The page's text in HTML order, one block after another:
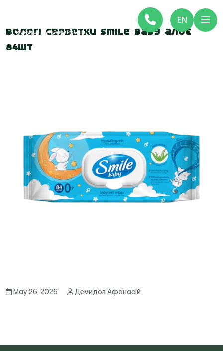
EN
Вологі серветки Smile Baby алоє
84шт
May 26, 2026 Демидов Афанасій